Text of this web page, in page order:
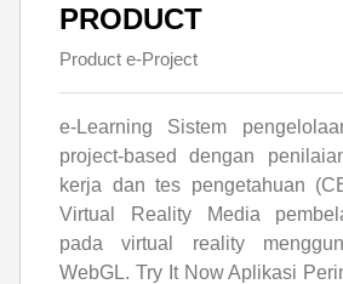
PRODUCT
Product e-Project
e-Learning Sistem
project-based dengan
kerja dan tes pengetahuan
Virtual Reality Media
pada virtual reality
WebGL. Try It Now Aplikasi